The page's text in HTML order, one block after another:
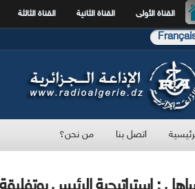
القناة الأولى القناة الثانية القناة الثالثة
اتصل بنا من نحن؟